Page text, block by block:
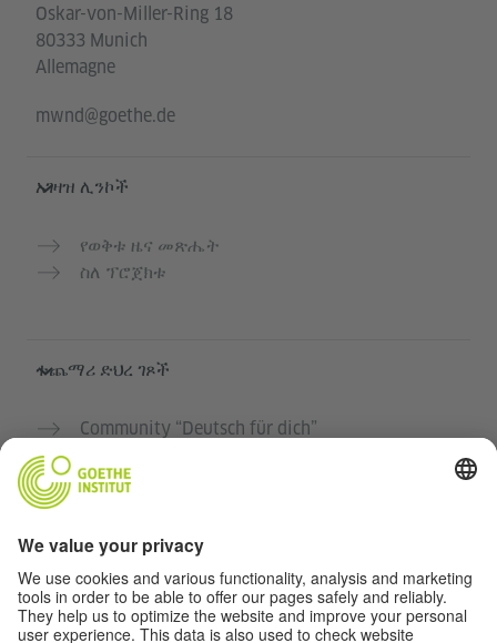
Oskar-von-Miller-Ring 18
80333 Munich
Allemagne
mwnd@goethe.de
አገዛዝ ሊንኮች
የወቅቱ ዜና መጽሔት
ስለ ፕሮጀክቱ
ተጨማሪ ድህረ ገጾች
Community “Deutsch für dich”
የGoethe-Institut የጀርመን ቋንቋ ክፍሎች
ግላዊነት እና አንዳች እንቅስቃሴ የለሽ መዳረሻ